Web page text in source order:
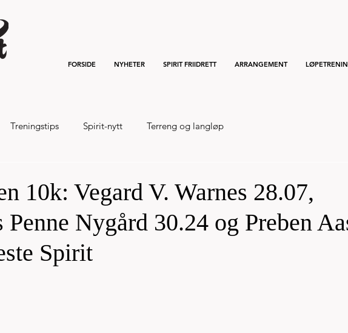
FORSIDE NYHETER SPIRIT FRIIDRETT ARRANGEMENT
Treningstips Spirit-nytt Terreng og langløp
7km 20
10k: Vegard V. Warnes 28.07,
Penne Nygård 30.24 og Preben
Spirit